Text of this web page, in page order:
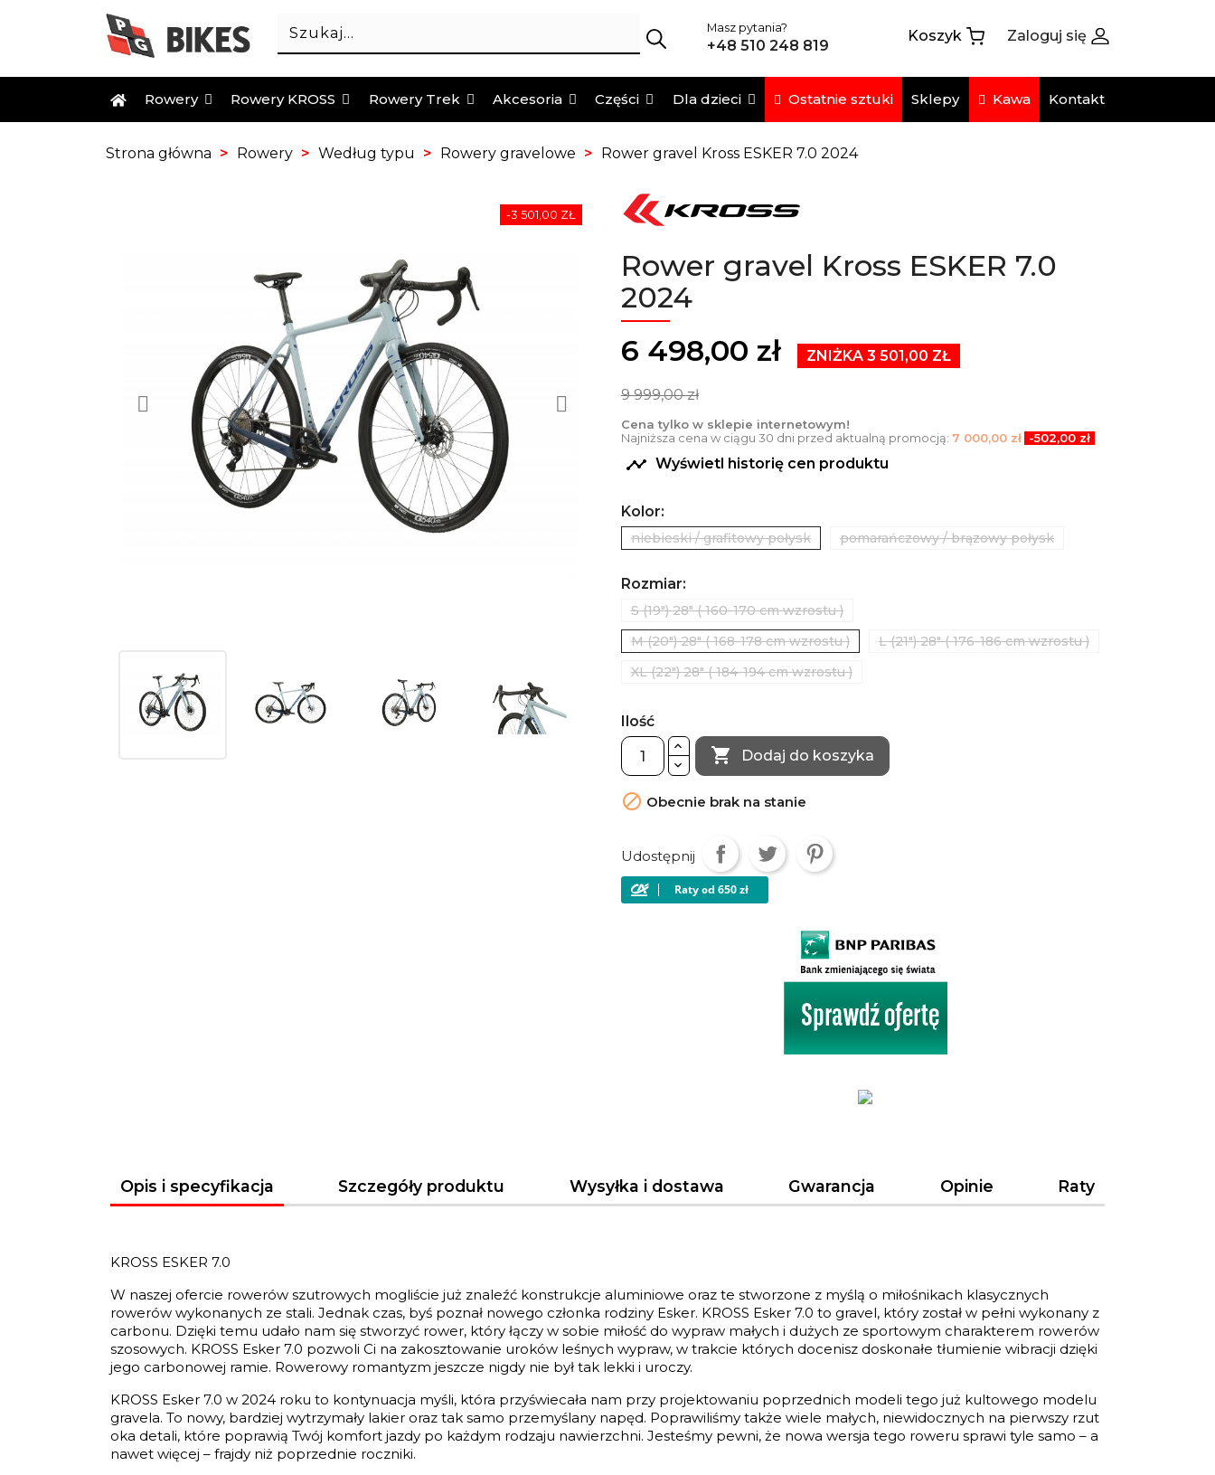
Masz pytania?
+48 510 248 819
Koszyk Zaloguj się
Rowery Rowery KROSS Rowery Trek Akcesoria Części Dla dzieci Ostatnie sztuki Sklepy Kawa Kontakt
Strona główna Rowery Według typu Rowery gravelowe Rower gravel Kross ESKER 7.0 2024
-3 501,00 ZŁ
Rower gravel Kross ESKER 7.0
2024
6 498,00 zł
ZNIŻKA 3 501,00 ZŁ
9 999,00 zł
Cena tylko w sklepie internetowym!
Najniższa cena w ciągu 30 dni przed aktualną promocją: 7 000,00 zł -502,00 zł
 Wyświetl historię cen produktu
Kolor:
niebieski / grafitowy połysk pomarańczowy / brązowy połysk
Rozmiar:
S (19") 28" ( 160-170 cm wzrostu )
M (20") 28" ( 168-178 cm wzrostu )
L (21") 28" ( 176-186 cm wzrostu )
XL (22") 28" ( 184-194 cm wzrostu )
Ilość
 Dodaj do koszyka
 Obecnie brak na stanie
Udostępnij
Opis i specyfikacja Szczegóły produktu Wysyłka i dostawa Gwarancja Opinie Raty
KROSS ESKER 7.0
W naszej ofercie rowerów szutrowych mogliście już znaleźć konstrukcje aluminiowe oraz te stworzone z myślą o miłośnikach klasycznych
rowerów wykonanych ze stali. Jednak czas, byś poznał nowego członka rodziny Esker. KROSS Esker 7.0 to gravel, który został w pełni wykonany z
carbonu. Dzięki temu udało nam się stworzyć rower, który łączy w sobie miłość do wypraw małych i dużych ze sportowym charakterem rowerów
szosowych. KROSS Esker 7.0 pozwoli Ci na zakosztowanie uroków leśnych wypraw, w trakcie których docenisz doskonałe tłumienie wibracji dzięki
jego carbonowej ramie. Rowerowy romantyzm jeszcze nigdy nie był tak lekki i uroczy.
KROSS Esker 7.0 w 2024 roku to kontynuacja myśli, która przyświecała nam przy projektowaniu poprzednich modeli tego już kultowego modelu
gravela. To nowy, bardziej wytrzymały lakier oraz tak samo przemyślany napęd. Poprawiliśmy także wiele małych, niewidocznych na pierwszy rzut
oka detali, które poprawią Twój komfort jazdy po każdym rodzaju nawierzchni. Jesteśmy pewni, że nowa wersja tego roweru sprawi tyle samo – a
nawet więcej – frajdy niż poprzednie roczniki.